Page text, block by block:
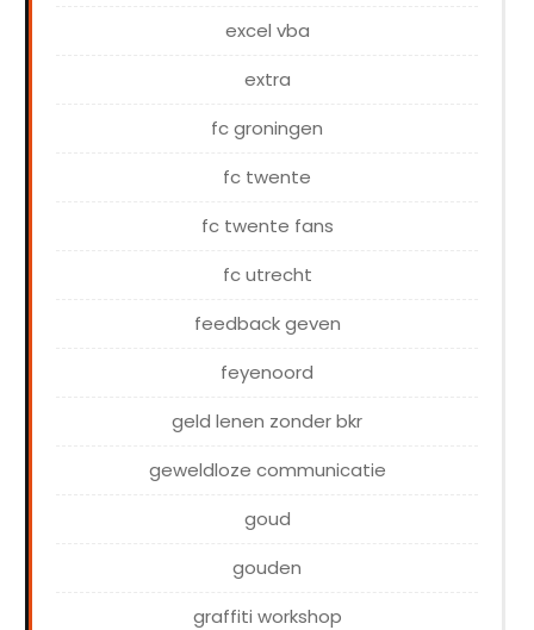
excel vba
extra
fc groningen
fc twente
fc twente fans
fc utrecht
feedback geven
feyenoord
geld lenen zonder bkr
geweldloze communicatie
goud
gouden
graffiti workshop